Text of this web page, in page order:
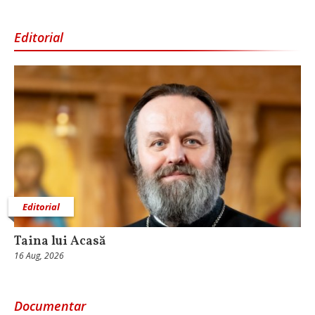
Editorial
Editorial
Taina lui Acasă
16 Aug, 2026
Documentar